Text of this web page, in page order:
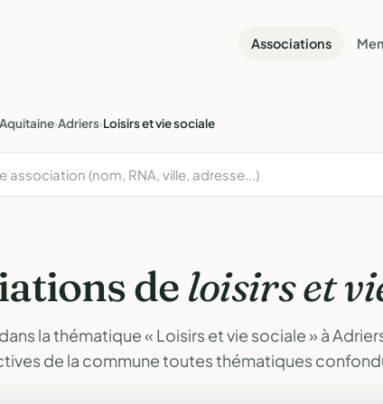
Associations
›Adriers›Loisirs et vie sociale
deloisirs et
la thématique « Loisirs et vie sociale » à
de la commune toutes thématiques